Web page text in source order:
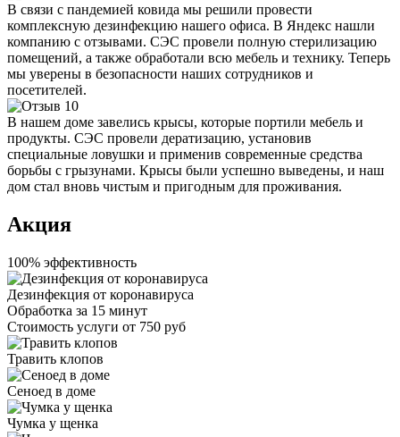
В связи с пандемией ковида мы решили провести
комплексную дезинфекцию нашего офиса. В Яндекс нашли
компанию с отзывами. СЭС провели полную стерилизацию
помещений, а также обработали всю мебель и технику. Теперь
мы уверены в безопасности наших сотрудников и
посетителей.
В нашем доме завелись крысы, которые портили мебель и
продукты. СЭС провели дератизацию, установив
специальные ловушки и применив современные средства
борьбы с грызунами. Крысы были успешно выведены, и наш
дом стал вновь чистым и пригодным для проживания.
Акция
100% эффективность
Дезинфекция от коронавируса
Обработка за 15 минут
Стоимость услуги от 750 руб
Травить клопов
Сеноед в доме
Чумка у щенка